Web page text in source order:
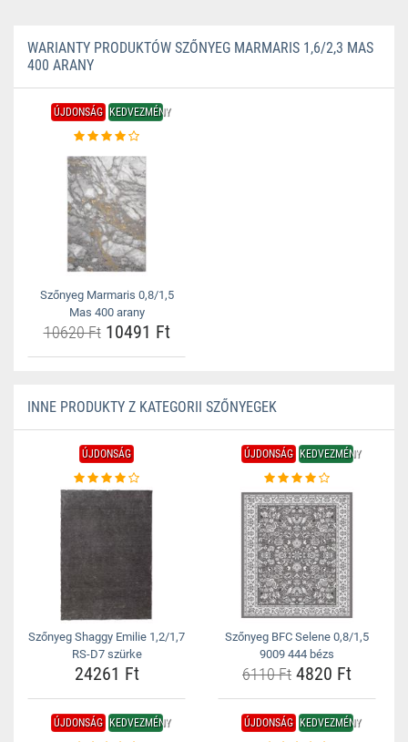
WARIANTY PRODUKTÓW SZŐNYEG MARMARIS 1,6/2,3 MAS
400 ARANY
ÚJDONSÁG KEDVEZMÉNY
Szőnyeg Marmaris 0,8/1,5
Mas 400 arany
10620 Ft10491 Ft
INNE PRODUKTY Z KATEGORII SZŐNYEGEK
ÚJDONSÁG
Szőnyeg Shaggy Emilie 1,2/1,7
RS-D7 szürke
24261 Ft
ÚJDONSÁG KEDVEZMÉNY
Szőnyeg BFC Selene 0,8/1,5
9009 444 bézs
6110 Ft 4820 Ft
ÚJDONSÁG KEDVEZMÉNY ÚJDONSÁG KEDVEZMÉNY